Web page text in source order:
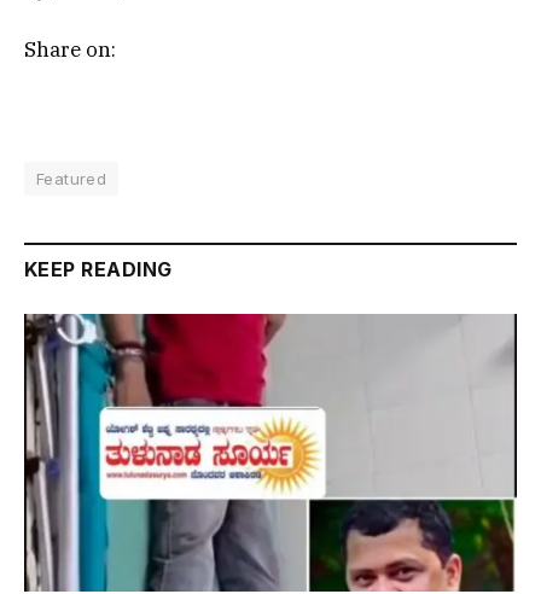
Share on:
Featured
KEEP READING